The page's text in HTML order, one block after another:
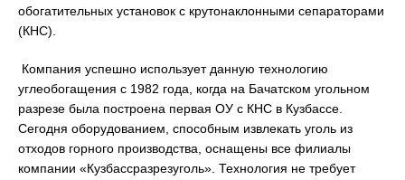
обогатительных установок с крутонаклонными сепараторами
(КНС).
Компания успешно использует данную технологию
углеобогащения с 1982 года, когда на Бачатском угольном
разрезе была построена первая ОУ с КНС в Кузбассе.
Сегодня оборудованием, способным извлекать уголь из
отходов горного производства, оснащены все филиалы
компании «Кузбассразрезуголь». Технология не требует